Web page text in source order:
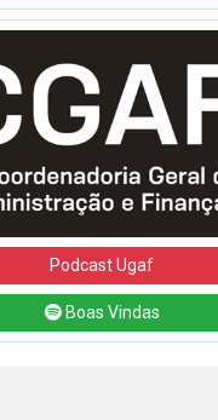
Podcast Ugaf
Boas Vindas